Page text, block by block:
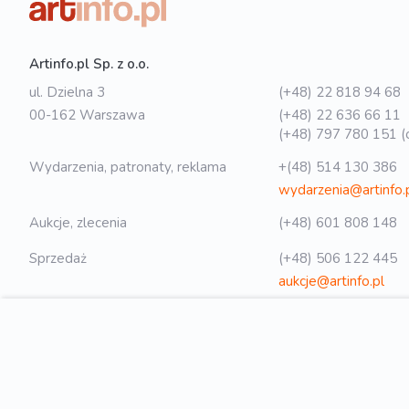
Artinfo.pl Sp. z o.o.
ul. Dzielna 3
00-162 Warszawa
(+48) 22 818 94 68
(+48) 22 636 66 11
(+48) 797 780 151
Wydarzenia, patronaty, reklama
+(48) 514 130 386
Aukcje, zlecenia
(+48) 601 808 148
Sprzedaż
(+48) 506 122 445
aukcje@artinfo.pl